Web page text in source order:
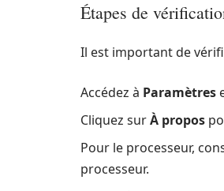
Étapes de
Il est important de
Accédez à Paramètres
Cliquez surÀ propos
Pour le processeur,
processeur.